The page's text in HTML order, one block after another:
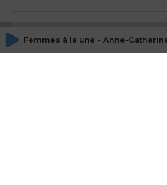
Fabrice COUSTE
Femmes à la une - Anne-